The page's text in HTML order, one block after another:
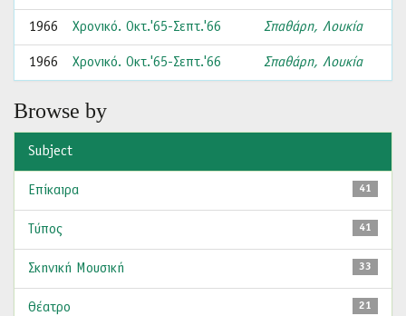
1966 Χρονικό. Οκτ.'65-Σεπτ.'66 Σπαθάρη, Λουκία
1966 Χρονικό. Οκτ.'65-Σεπτ.'66 Σπαθάρη, Λουκία
Browse by
Subject
41
Επίκαιρα
41
Τύπος
33
Σκηνική Μουσική
21
Θέατρο